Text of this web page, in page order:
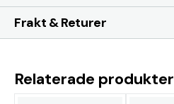
Frakt & Returer
Relaterade produkter